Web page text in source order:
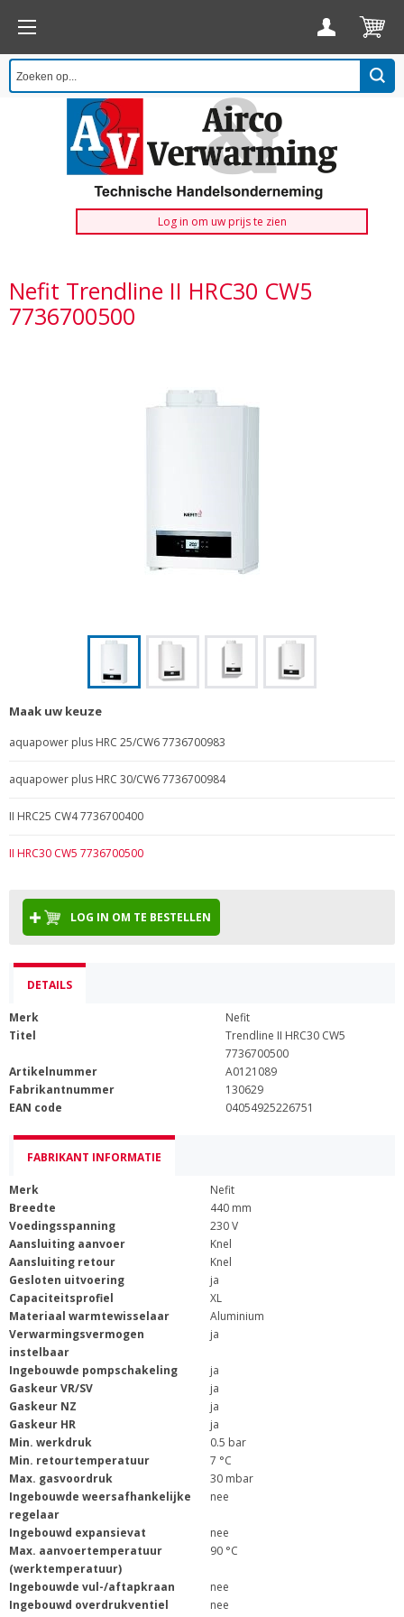
Log in om uw prijs te zien
Nefit Trendline II HRC30 CW5
7736700500
Maak uw keuze
aquapower plus HRC 25/CW6 7736700983
aquapower plus HRC 30/CW6 7736700984
II HRC25 CW4 7736700400
II HRC30 CW5 7736700500
LOG IN OM TE BESTELLEN
DETAILS
Merk
Nefit
Titel
Trendline II HRC30 CW5
7736700500
Artikelnummer
A0121089
Fabrikantnummer
130629
EAN code
04054925226751
FABRIKANT INFORMATIE
Merk
Nefit
Breedte
440 mm
Voedingsspanning
230 V
Aansluiting aanvoer
Knel
Aansluiting retour
Knel
Gesloten uitvoering
ja
Capaciteitsprofiel
XL
Materiaal warmtewisselaar
Aluminium
Verwarmingsvermogen
instelbaar
ja
Ingebouwde pompschakeling
ja
Gaskeur VR/SV
ja
Gaskeur NZ
ja
Gaskeur HR
ja
Min. werkdruk
0.5 bar
Min. retourtemperatuur
7 °C
Max. gasvoordruk
30 mbar
Ingebouwde weersafhankelijke
regelaar
nee
Ingebouwd expansievat
nee
Max. aanvoertemperatuur
(werktemperatuur)
90 °C
Ingebouwde vul-/aftapkraan
nee
Ingebouwd overdrukventiel
nee